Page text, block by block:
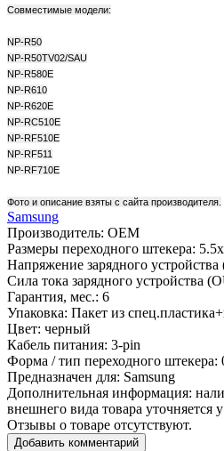
Совместимые модели:
NP-R50
NP-R50TV02/SAU
NP-R580E
NP-R610
NP-R620E
NP-RC510E
NP-RF510E
NP-RF511
NP-RF710E
Фото и описание взяты с сайта производителя.
Samsung
Производитель: OEM
Размеры переходного штекера:
Напряжение зарядного
Сила тока зарядного устройства
Гарантия, мес.: 6
Упаковка: Пакет из
Цвет: черный
Кабель питания: 3-pin
Форма / тип переходного штекера:
Предназначен для: Samsung
Дополнительная информация:
внешнего вида товара уточняется
Отзывы о товаре отсутствуют.
Добавить комментарий